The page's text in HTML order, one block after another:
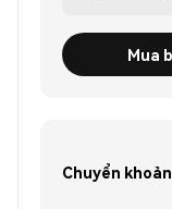
Mua
Chuyển